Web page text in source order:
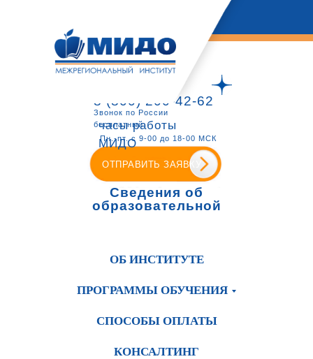
8 (800) 200-42-62
Звонок по России
бесплатный
ОТПРАВИТЬ ЗАЯВКУ
часы работы
МИДО
Пн.-пт. с 9-00 до 18-00 МСК
Сведения об
образовательной
ОБ ИНСТИТУТЕ
ПРОГРАММЫ ОБУЧЕНИЯ
СПОСОБЫ ОПЛАТЫ
КОНСАЛТИНГ